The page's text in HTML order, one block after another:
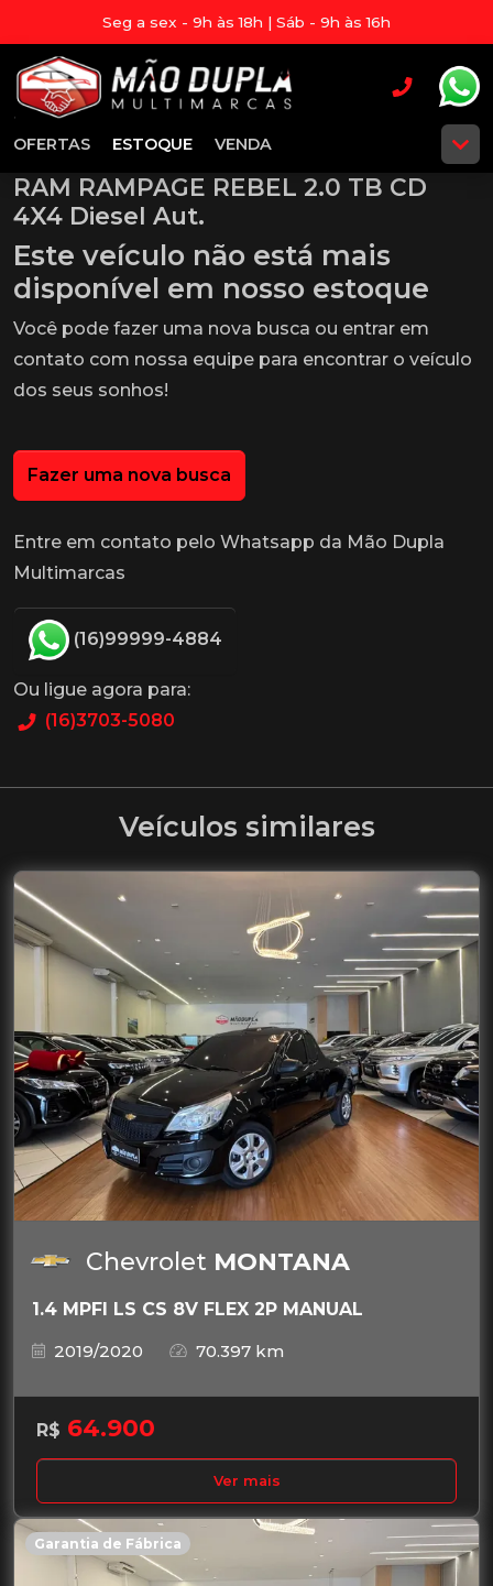
Seg a sex - 9h às 18h | Sáb - 9h às 16h
OFERTAS ESTOQUE VENDA
RAM RAMPAGE REBEL 2.0 TB CD
4X4 Diesel Aut.
Este veículo não está mais
disponível em nosso estoque
Você pode fazer uma nova busca ou entrar em
contato com nossa equipe para encontrar o veículo
dos seus sonhos!
Fazer uma nova busca
Entre em contato pelo Whatsapp da Mão Dupla
Multimarcas
(16)99999-4884
Ou ligue agora para:
(16)3703-5080
Veículos similares
Chevrolet MONTANA
1.4 MPFI LS CS 8V FLEX 2P MANUAL
2019/2020
70.397 km
R$ 64.900
Ver mais
Garantia de Fábrica